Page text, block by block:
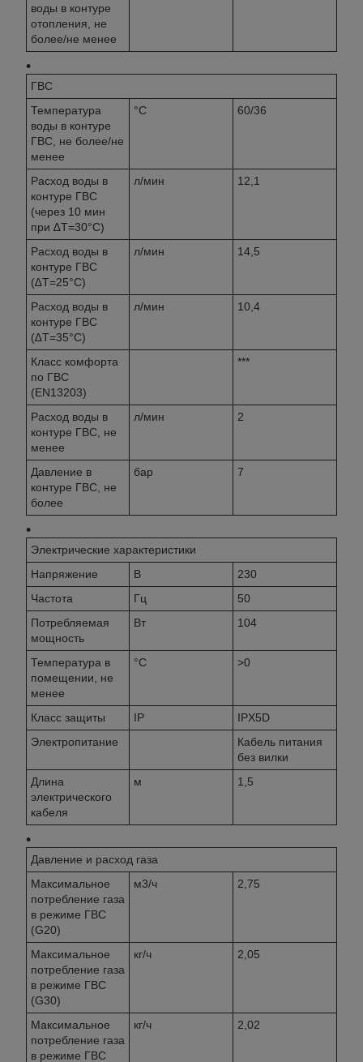
воды в контуре
отопления, не
более/не менее
ГВС
Температура
воды в контуре
ГВС, не более/не
менее
°C 60/36
Расход воды в
контуре ГВС
(через 10 мин
при ∆Т=30°С)
л/мин 12,1
Расход воды в
контуре ГВС
(∆Т=25°С)
л/мин 14,5
Расход воды в
контуре ГВС
(∆Т=35°С)
л/мин 10,4
Класс комфорта
по ГВС
(EN13203)
***
Расход воды в
контуре ГВС, не
менее
л/мин 2
Давление в
контуре ГВС, не
более
бар 7
Электрические характеристики
Напряжение
В
230
Частота
Гц
50
Потребляемая
мощность
Вт 104
Температура в
помещении, не
менее
°C >0
Класс защиты IP
IPX5D
Электропитание
Кабель питания
без вилки
Длина
электрического
кабеля
м 1,5
Давление и расход газа
Максимальное
потребление газа
в режиме ГВС
(G20)
м3/ч 2,75
Максимальное
потребление газа
в режиме ГВС
(G30)
кг/ч 2,05
Максимальное
потребление газа
в режиме ГВС
кг/ч 2,02